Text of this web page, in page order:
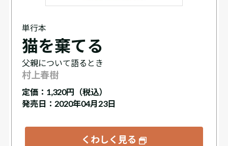
単行本
猫を棄てる
父親について語るとき
村上春樹
定価： 1,320円（税込）
発売日：2020年04月23日
くわしく見る